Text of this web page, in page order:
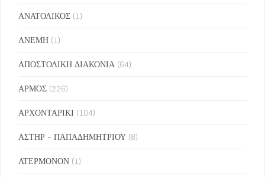
ΑΝΑΤΟΛΙΚΟΣ (1)
ΑΝΕΜΗ (1)
ΑΠΟΣΤΟΛΙΚΗ ΔΙΑΚΟΝΙΑ (64)
ΑΡΜΟΣ (226)
ΑΡΧΟΝΤΑΡΙΚΙ (104)
ΑΣΤΗΡ - ΠΑΠΑΔΗΜΗΤΡΙΟΥ (8)
ΑΤΕΡΜΟΝΟΝ (1)